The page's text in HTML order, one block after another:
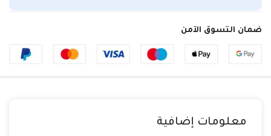
ضمان التسوق الآمن
معلومات إضافية